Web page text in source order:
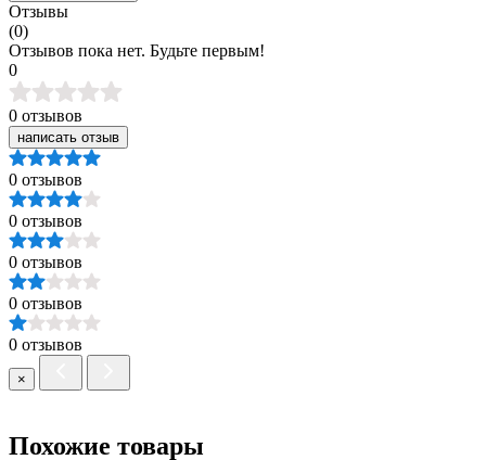
Отзывы
(0)
Отзывов пока нет. Будьте первым!
0
0 отзывов
написать отзыв
0 отзывов
0 отзывов
0 отзывов
0 отзывов
0 отзывов
×
Похожие товары